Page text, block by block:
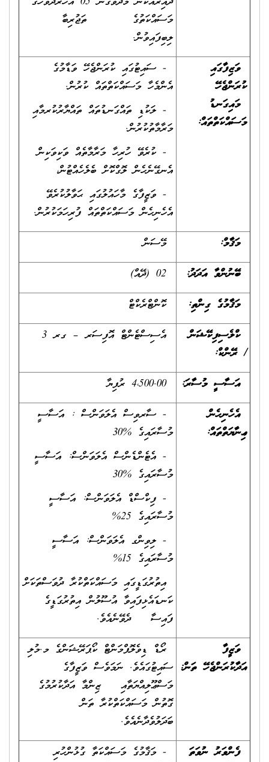
މަސައްކަތުގެ ތަޖުރިބާ
ލިބިފައިވުން.
ވަޒިފާގައި
ކުރަންޖެހޭ
މައިގަނޑު
މަސައްކަތްތައް:
- ސައިޓުގައި ކުރަންޖެހޭ ވަޑާމުގެ
އެންމެހާ މަސައްކަތްތައް ކުރުން.
- ލަކުޑި ތައްގަނޑުތައް ތައްޔާރުކުރމާއި
މަރާމާތުކުރުން.
- ކުރެވޭ ހުރިހާ މަރާމާތެއް ވަކިވަކިން
އެނގޭނެހެން ލޮގްކޮށް ބެލެހެއްޓުން،
- ވަޒީފާގެ މާހައުލުގައި ޙަވާލުކުރެވޭ
އެހެނިހެން މަސައްކަތްތައް ފުރިހަމަކުރުން.
މަޤާމް:
މޭސަން
ބޭނުންވާ އަދަދު:
މަޤާމުގެ ގިންތި:
ކޮންޓްރެކްޓް
ކްލެސިފިކޭޝަން
/ރޭންކް:
އެސިސްޓެންޓް އޮފިސަރ – ގރ 3
އަސާސީ މުސާރަ:
4،500.00 ރުފިޔާ
އެހެނިހެން
ޢިނާޔަތްތައް:
- ސާރވިސް އެލަވަންސް : އަސާސީ
މުސާރައިގެ %30
- އެޓެންޑެންސް އެލަވަންސް: އަސާސީ
މުސާރައިގެ %30
- ފިކްސްޑް އެލަވަންސް: އަސާސީ
މުސާރައިގެ 25%
- ލިވިންގ އެލަވަންސް: އަސާސީ
މުސާރައިގެ 15%
އިތުރުގަޑީގައި މަސައްކަތްކުރާ ދުވަސްތަކަށް
ކަނޑައެޅިފައިވާ އުސޫލުން އިތުރުގަޑީގެ
ފައިސާ ދެވޭނެއެވެ.
ވަޒީފާ
އަދާކުރަންޖެހޭ ތަން:
ރޯޑް ޑިވެލޮޕްމަންޓް ކޯޕަރޭޝަންގެ މ.މުލި
ސައިޓުގައެވެ. ނަމަވެސް ވަޒީފާގެ
މަސްޢޫލިއްޔަތާއި ޒިންމާ އަދާކުރުމުގެ
ގޮތުން މަސައްކަތްކުރާ ތަން
ބަދަލުވެދާނެއެވެ.
ފެންވަރު ނުވަތަ
- މަޤާމުގެ މަސައްކަތާ ގުޅުންހުރި